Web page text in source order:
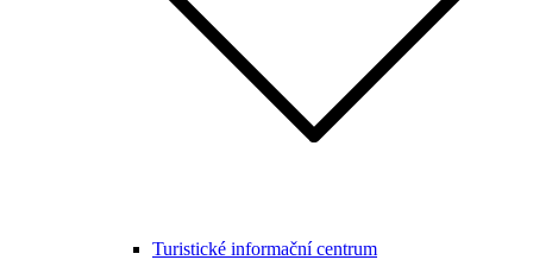
Turistické informační centrum